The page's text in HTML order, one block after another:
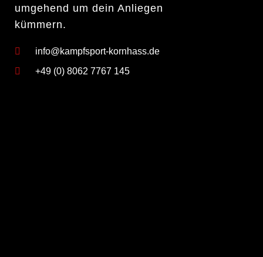
umgehend um dein Anliegen
kümmern.
info@kampfsport-kornhass.de
+49 (0) 8062 7767 145